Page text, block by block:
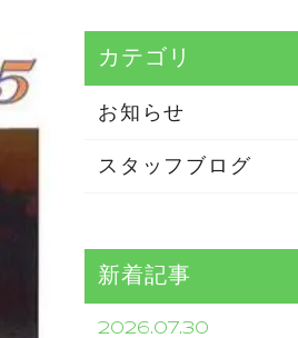
カテゴリ
お知らせ
スタッフブログ
新着記事
2026.07.30